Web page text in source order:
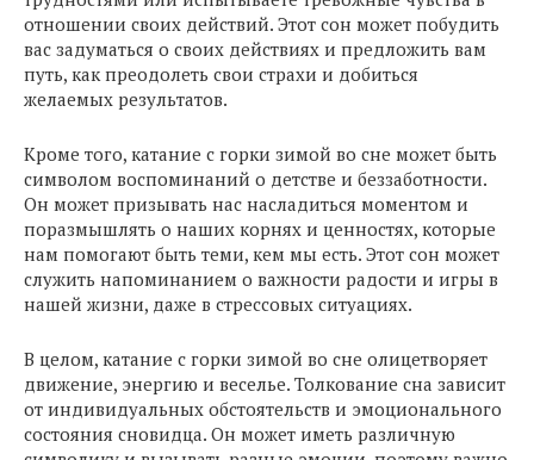
отношении своих действий. Этот сон может побудить
вас задуматься о своих действиях и предложить вам
путь, как преодолеть свои страхи и добиться
желаемых результатов.
Кроме того, катание с горки зимой во сне может быть
символом воспоминаний о детстве и беззаботности.
Он может призывать нас насладиться моментом и
поразмышлять о наших корнях и ценностях, которые
нам помогают быть теми, кем мы есть. Этот сон может
служить напоминанием о важности радости и игры в
нашей жизни, даже в стрессовых ситуациях.
В целом, катание с горки зимой во сне олицетворяет
движение, энергию и веселье. Толкование сна зависит
от индивидуальных обстоятельств и эмоционального
состояния сновидца. Он может иметь различную